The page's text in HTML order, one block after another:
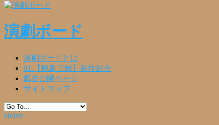
演劇ボード
演劇ボードとは
01.【観劇三昧】新作紹介
戯曲公開ページ
サイトマップ
Home